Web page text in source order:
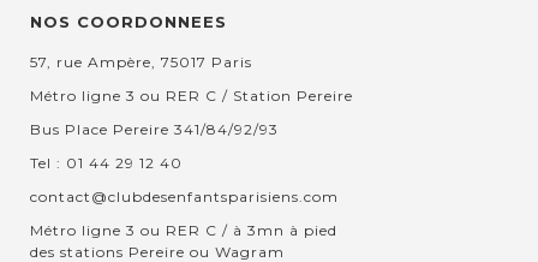
NOS COORDONNEES
57, rue Ampère, 75017 Paris
Métro ligne 3 ou RER C / Station Pereire
Bus Place Pereire 341/84/92/93
Tel : 01 44 29 12 40
contact@clubdesenfantsparisiens.com
Métro ligne 3 ou RER C / à 3mn à pied
des stations Pereire ou Wagram